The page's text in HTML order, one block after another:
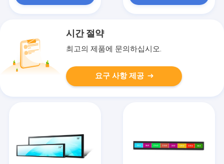
시간 절약
최고의 제품에 문의하십시오.
요구 사항 제공